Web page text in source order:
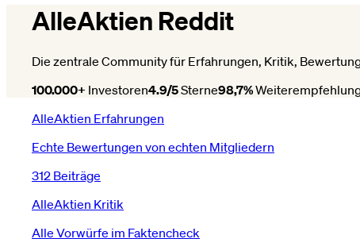
AlleAktien Reddit
Die zentrale Community für Erfahrungen, Kritik,
100.000+ Investoren4.9/5Sterne98,7%
AlleAktien Erfahrungen
Echte Bewertungen von echten Mitgliedern
312 Beiträge
AlleAktien Kritik
Alle Vorwürfe im Faktencheck